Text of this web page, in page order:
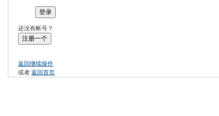
登录
还没有帐号？
注册一个
返回继续操作
或者返回首页